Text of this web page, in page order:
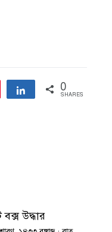
Share 0
SHARES
উদ্ধার